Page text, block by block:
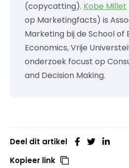
(copycatting). Kobe Millet
op Marketingfacts) is
Marketing bij de School of
Economics, Vrije
onderzoek focust op
and Decision Making.
Deel dit artikel
Kopieer link